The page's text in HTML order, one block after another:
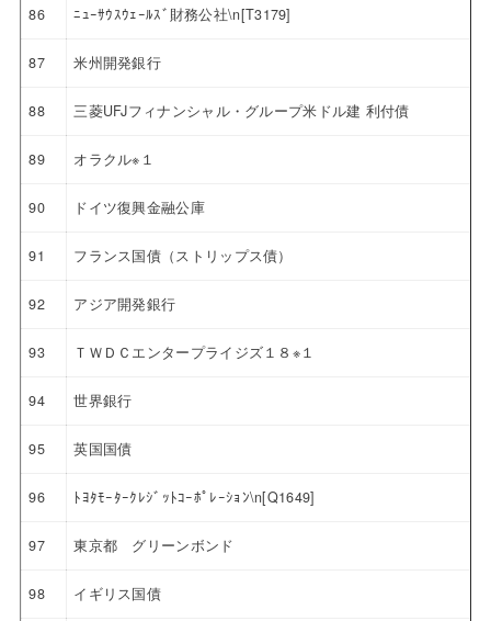
86 ﾆｭｰｻｳｽｳｪｰﾙｽﾞ財務公社\n[T3179]
87 米州開発銀行
88 三菱UFJフィナンシャル・グループ米ドル建 利付債
89 オラクル※１
90 ドイツ復興金融公庫
91 フランス国債（ストリップス債）
92 アジア開発銀行
93 ＴＷＤＣエンタープライジズ１８※１
94 世界銀行
95 英国国債
96 ﾄﾖﾀﾓｰﾀｰｸﾚｼﾞｯﾄｺｰﾎﾟﾚｰｼｮﾝ\n[Q1649]
97 東京都 グリーンボンド
98 イギリス国債